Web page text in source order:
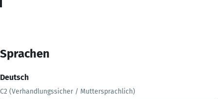
Sprachen
Deutsch
C2 (Verhandlungssicher / Muttersprachlich)